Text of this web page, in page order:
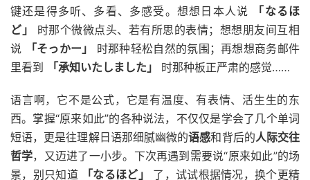
键还是得多听、多看、多感受。想想日本人说
「なるほ
ど」
时那个微微点头、若有所思的表情；想想朋友间互相
说
「そっかー」
时那种轻松自然的氛围；再想想商务邮件
里看到
「承知いたしました」 时那种板正严肃的感觉……
语言啊，它不是公式，它是有温度、有表情、活生生的东
西。掌握“原来如此”的各种说法，不仅仅是学会了几个单词
短语，更是往理解日语那细腻幽微的语感和背后的人际交往
哲学，又迈进了一小步。下次再遇到需要说“原来如此”的场
景，别只知道
「なるほど」
了，试试根据情况，换个更精